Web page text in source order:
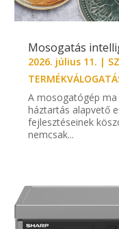
Mosogatás
2026. július 11. |
A mosogatógép
háztartás alapvető
fejlesztéseinek
nemcsak...